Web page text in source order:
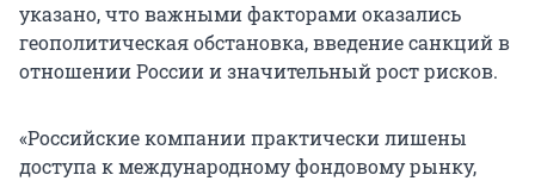
указано, что важными факторами оказались
геополитическая обстановка, введение санкций в
отношении России и значительный рост рисков.
«Российские компании практически лишены
доступа к международному фондовому рынку,